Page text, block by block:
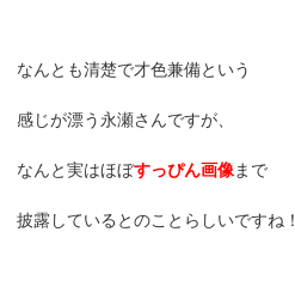
なんとも清楚で才色兼備という
感じが漂う永瀬さんですが、
なんと実はほぼすっぴん画像 まで
披露しているとのことらしいですね！